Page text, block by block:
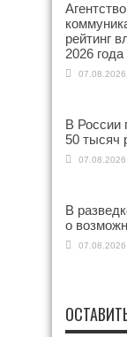
рейтинг
2026 года
07.08.2026
В России
50 тысяч
07.08.2026
В
о
07.08.2026